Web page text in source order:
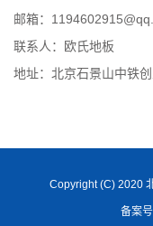
邮箱：
联系人：欧氏地板
地址：北京石景山中铁
Copyright (C) 2020
备案